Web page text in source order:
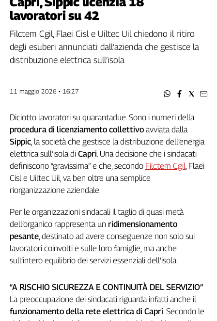
Filcams
Filctem
Fillea
Filt
Fiom
Flc
Nidil
Slc
Spi
Inca
Caaf
Speciali
di
Genova,
il
sangue
della
anni
Cgil
Collettiva
lavoratori su 42
Filctem Cgil, Flaei Cisl e Uiltec Uil chiedono il ritiro
degli esuberi annunciati dall’azienda che gestisce la
distribuzione elettrica sull’isola
11 maggio 2026 • 16:27
Diciotto lavoratori su quarantadue. Sono i numeri della
procedura di licenziamento collettivo avviata dalla
Sippic, la società che gestisce la distribuzione dell’energia
elettrica sull’isola di Capri. Una decisione che i sindacati
definiscono “gravissima” e che, secondo Filctem Cgil, Flaei
Cisl e Uiltec Uil, va ben oltre una semplice
riorganizzazione aziendale.
Per le organizzazioni sindacali il taglio di quasi metà
dell’organico rappresenta un ridimensionamento
pesante, destinato ad avere conseguenze non solo sui
lavoratori coinvolti e sulle loro famiglie, ma anche
sull’intero equilibrio dei servizi essenziali dell’isola.
“A RISCHIO SICUREZZA E CONTINUITÀ DEL SERVIZIO”
La preoccupazione dei sindacati riguarda infatti anche il
funzionamento della rete elettrica di Capri. Secondo le